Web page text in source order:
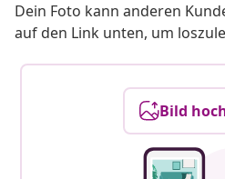
Dein Foto kann anderen
auf den Link unten, um
Bild